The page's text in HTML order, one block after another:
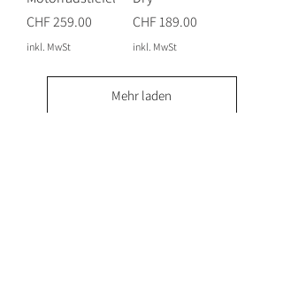
Preis
CHF 259.00
inkl. MwSt
Preis
CHF 189.00
inkl. MwSt
Mehr laden